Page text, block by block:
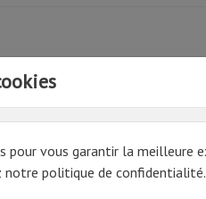
pour vous garantir la meilleure
notre politique de confidentialité.
montée sur manche en bois